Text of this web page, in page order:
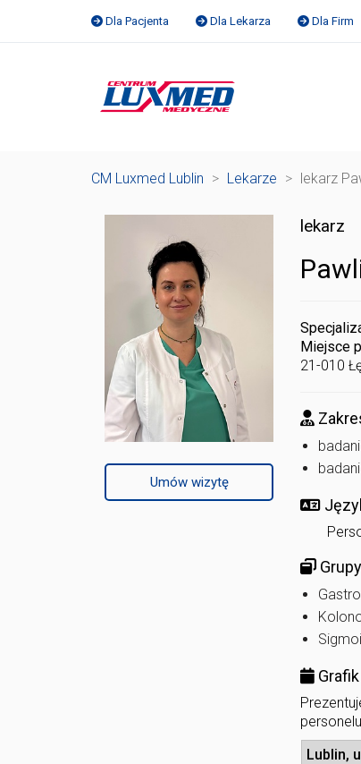
Dla Pacjenta Dla Lekarza Dla Firm
CM Luxmed Lublin > Lekarze > lekarz
Umów wizytę
lekarz
Miejsce
21-010
Lublin,